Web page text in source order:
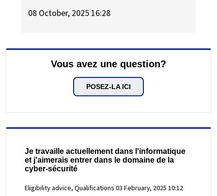
08 October, 2025 16:28
Vous avez une question?
POSEZ-LA ICI
Je travaille actuellement dans l'informatique
et j'aimerais entrer dans le domaine de la
cyber-sécurité
Eligibility advice, Qualifications 03 February, 2025 10:12